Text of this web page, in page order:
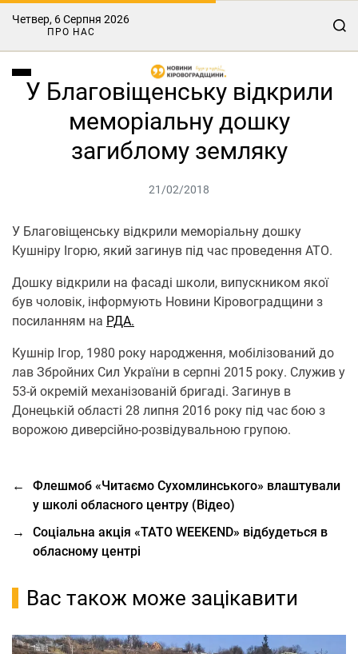
Четвер, 6 Серпня 2026
ПРО НАС
У Благовіщенську відкрили
меморіальну дошку
загиблому земляку
21/02/2018
У Благовіщенську відкрили меморіальну дошку
Кушніру Ігорю, який загинув під час проведення АТО.
Дошку відкрили на фасаді школи, випускником якої
був чоловік, інформують Новини Кіровоградщини з
посиланням на РДА.
Кушнір Ігор, 1980 року народження, мобілізований до
лав Збройних Сил України в серпні 2015 року. Служив у
53-й окремій механізованій бригаді. Загинув в
Донецькій області 28 липня 2016 року під чaс бою з
ворожою дивеpсійнo-poзвідувaльнoю гpупою.
←
Флешмоб «Читаємо Сухомлинського» влаштували
у школі обласного центру (Відео)
→
Соціальна акція «ТАТО WEEKEND» відбудеться в
обласному центрі
Вас також може зацікавити